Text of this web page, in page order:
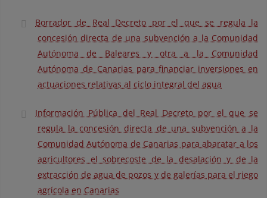
Borrador de Real Decreto por el que se regula la
concesión directa de una subvención a la Comunidad
Autónoma de Baleares y otra a la Comunidad
Autónoma de Canarias para financiar inversiones en
actuaciones relativas al ciclo integral del agua
Información Pública del Real Decreto por el que se
regula la concesión directa de una subvención a la
Comunidad Autónoma de Canarias para abaratar a los
agricultores el sobrecoste de la desalación y de la
extracción de agua de pozos y de galerías para el riego
agrícola en Canarias